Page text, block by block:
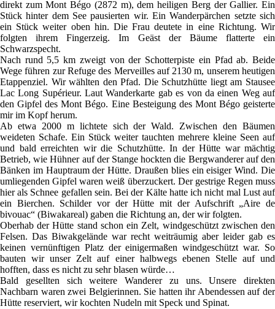
direkt zum Mont Bégo (2872 m), dem heiligen Berg der Gallier. Ein
Stück hinter dem See pausierten wir. Ein Wanderpärchen setzte sich
ein Stück weiter oben hin. Die Frau deutete in eine Richtung. Wir
folgten ihrem Fingerzeig. Im Geäst der Bäume flatterte ein
Schwarzspecht.
Nach rund 5,5 km zweigt von der Schotterpiste ein Pfad ab. Beide
Wege führen zur Refuge des Merveilles auf 2130 m, unserem heutigen
Etappenziel. Wir wählten den Pfad. Die Schutzhütte liegt am Stausee
Lac Long Supérieur. Laut Wanderkarte gab es von da einen Weg auf
den Gipfel des Mont Bégo. Eine Besteigung des Mont Bégo geisterte
mir im Kopf herum.
Ab etwa 2000 m lichtete sich der Wald. Zwischen den Bäumen
weideten Schafe. Ein Stück weiter tauchten mehrere kleine Seen auf
und bald erreichten wir die Schutzhütte. In der Hütte war mächtig
Betrieb, wie Hühner auf der Stange hockten die Bergwanderer auf den
Bänken im Hauptraum der Hütte. Draußen blies ein eisiger Wind. Die
umliegenden Gipfel waren weiß überzuckert. Der gestrige Regen muss
hier als Schnee gefallen sein. Bei der Kälte hatte ich nicht mal Lust auf
ein Bierchen. Schilder vor der Hütte mit der Aufschrift „Aire de
bivouac“ (Biwakareal) gaben die Richtung an, der wir folgten.
Oberhab der Hütte stand schon ein Zelt, windgeschützt zwischen den
Felsen. Das Biwakgelände war recht weiträumig aber leider gab es
keinen vernünftigen Platz der einigermaßen windgeschützt war. So
bauten wir unser Zelt auf einer halbwegs ebenen Stelle auf und
hofften, dass es nicht zu sehr blasen würde…
Bald gesellten sich weitere Wanderer zu uns. Unsere direkten
Nachbarn waren zwei Belgierinnen. Sie hatten ihr Abendessen auf der
Hütte reserviert, wir kochten Nudeln mit Speck und Spinat.